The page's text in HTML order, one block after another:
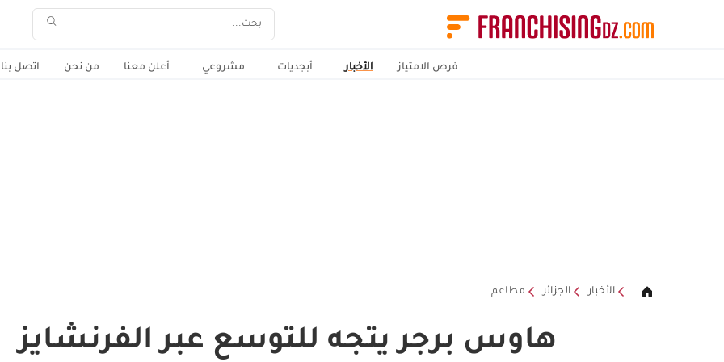
فرص الامتياز الأخبار أبجديات مشروعي أعلن معنا من نحن اتصل بنا
الأخبار الجزائر مطاعم
هاوس برجر يتجه للتوسع عبر الفرنشايز